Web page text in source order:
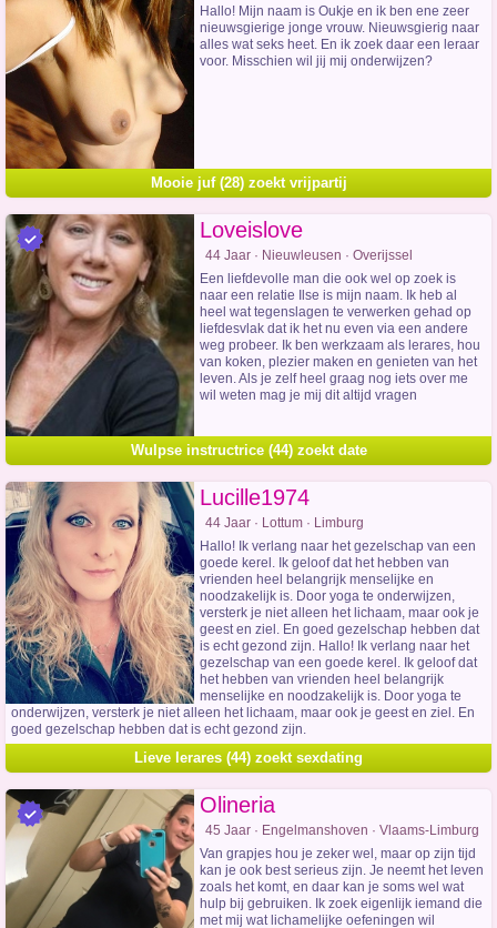
Hallo! Mijn naam is Oukje en ik ben ene zeer
nieuwsgierige jonge vrouw. Nieuwsgierig naar
alles wat seks heet. En ik zoek daar een leraar
voor. Misschien wil jij mij onderwijzen?
Mooie juf (28) zoekt vrijpartij
Loveislove
44 Jaar · Nieuwleusen · Overijssel
Een liefdevolle man die ook wel op zoek is
naar een relatie Ilse is mijn naam. Ik heb al
heel wat tegenslagen te verwerken gehad op
liefdesvlak dat ik het nu even via een andere
weg probeer. Ik ben werkzaam als lerares, hou
van koken, plezier maken en genieten van het
leven. Als je zelf heel graag nog iets over me
wil weten mag je mij dit altijd vragen
Wulpse instructrice (44) zoekt date
Lucille1974
44 Jaar · Lottum · Limburg
Hallo! Ik verlang naar het gezelschap van een
goede kerel. Ik geloof dat het hebben van
vrienden heel belangrijk menselijke en
noodzakelijk is. Door yoga te onderwijzen,
versterk je niet alleen het lichaam, maar ook je
geest en ziel. En goed gezelschap hebben dat
is echt gezond zijn. Hallo! Ik verlang naar het
gezelschap van een goede kerel. Ik geloof dat
het hebben van vrienden heel belangrijk
menselijke en noodzakelijk is. Door yoga te
onderwijzen, versterk je niet alleen het lichaam, maar ook je geest en ziel. En
goed gezelschap hebben dat is echt gezond zijn.
Lieve lerares (44) zoekt sexdating
Olineria
45 Jaar · Engelmanshoven · Vlaams-Limburg
Van grapjes hou je zeker wel, maar op zijn tijd
kan je ook best serieus zijn. Je neemt het leven
zoals het komt, en daar kan je soms wel wat
hulp bij gebruiken. Ik zoek eigenlijk iemand die
met mij wat lichamelijke oefeningen wil